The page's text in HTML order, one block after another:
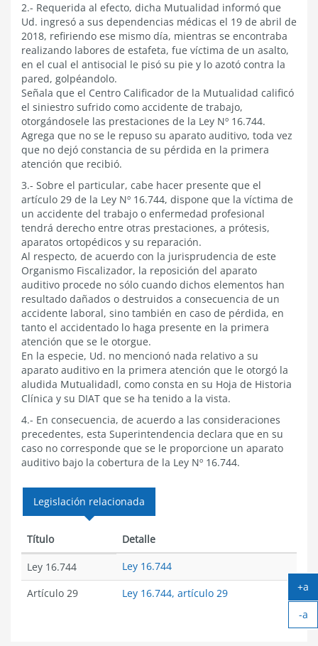
2.- Requerida al efecto, dicha Mutualidad informó que
Ud. ingresó a sus dependencias médicas el 19 de abril de
2018, refiriendo ese mismo día, mientras se encontraba
realizando labores de estafeta, fue víctima de un asalto,
en el cual el antisocial le pisó su pie y lo azotó contra la
pared, golpéandolo.
Señala que el Centro Calificador de la Mutualidad calificó
el siniestro sufrido como accidente de trabajo,
otorgándosele las prestaciones de la Ley Nº 16.744.
Agrega que no se le repuso su aparato auditivo, toda vez
que no dejó constancia de su pérdida en la primera
atención que recibió.
3.- Sobre el particular, cabe hacer presente que el
artículo 29 de la Ley Nº 16.744, dispone que la víctima de
un accidente del trabajo o enfermedad profesional
tendrá derecho entre otras prestaciones, a prótesis,
aparatos ortopédicos y su reparación.
Al respecto, de acuerdo con la jurisprudencia de este
Organismo Fiscalizador, la reposición del aparato
auditivo procede no sólo cuando dichos elementos han
resultado dañados o destruidos a consecuencia de un
accidente laboral, sino también en caso de pérdida, en
tanto el accidentado lo haga presente en la primera
atención que se le otorgue.
En la especie, Ud. no mencionó nada relativo a su
aparato auditivo en la primera atención que le otorgó la
aludida Mutualidadl, como consta en su Hoja de Historia
Clínica y su DIAT que se ha tenido a la vista.
4.- En consecuencia, de acuerdo a las consideraciones
precedentes, esta Superintendencia declara que en su
caso no corresponde que se le proporcione un aparato
auditivo bajo la cobertura de la Ley Nº 16.744.
Legislación relacionada
Título Detalle
Ley 16.744
Ley 16.744
Artículo 29
Ley 16.744, artículo 29
+a
-a